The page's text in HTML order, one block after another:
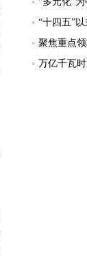
聚焦重点
万亿千瓦